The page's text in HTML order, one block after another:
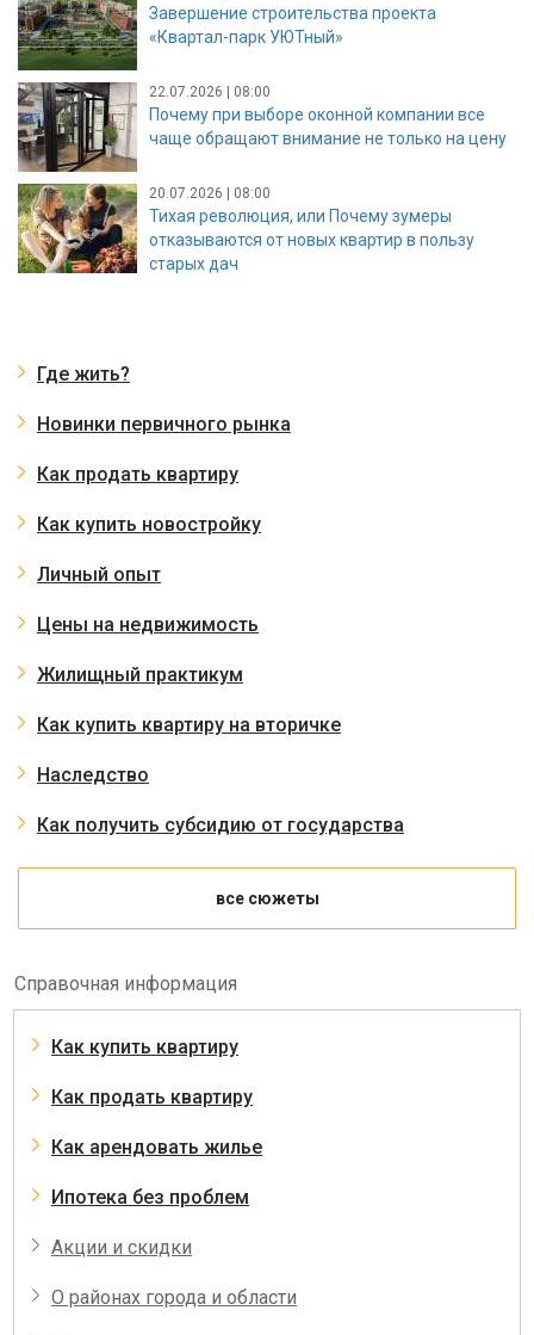
Завершение строительства проекта
«Квартал-парк УЮТный»
22.07.2026 | 08:00
Почему при выборе оконной компании все
чаще обращают внимание не только на цену
20.07.2026 | 08:00
Тихая революция, или Почему зумеры
отказываются от новых квартир в пользу
старых дач
Где жить?
Новинки первичного рынка
Как продать квартиру
Как купить новостройку
Личный опыт
Цены на недвижимость
Жилищный практикум
Как купить квартиру на вторичке
Наследство
Как получить субсидию от государства
все сюжеты
Справочная информация
Как купить квартиру
Как продать квартиру
Как арендовать жилье
Ипотека без проблем
Акции и скидки
О районах города и области